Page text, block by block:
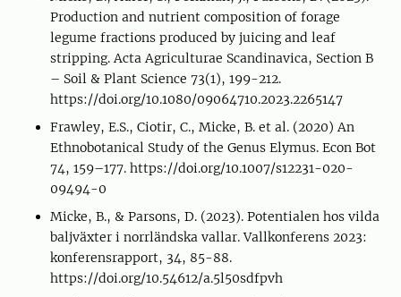
Production and nutrient composition of forage
legume fractions produced by juicing and leaf
stripping. Acta Agriculturae Scandinavica, Section B
– Soil & Plant Science 73(1), 199-212.
https://doi.org/10.1080/09064710.2023.2265147
Frawley, E.S., Ciotir, C., Micke, B. et al. (2020) An
Ethnobotanical Study of the Genus Elymus. Econ Bot
74, 159–177. https://doi.org/10.1007/s12231-020-
09494-0
Micke, B., & Parsons, D. (2023). Potentialen hos vilda
baljväxter i norrländska vallar. Vallkonferens 2023:
konferensrapport, 34, 85-88.
https://doi.org/10.54612/a.5l50sdfpvh